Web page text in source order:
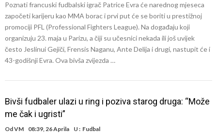
Deco nije posjetio Madrid samo zbog Alvareza, Barcelona planira
historijski transfer?
Kapiten slavnog kluba ubijen u napadu ispred svoje kuće, nacija
zahtijeva pravdu.
Potresne scene na sahrani UFC borca! Red ljudi, muzika i aplauz koji
tjera suze
Poznati francuski fudbalski igrač Patrice Evra će narednog mjeseca
započeti karijeru kao MMA borac i prvi put će se boriti u prestižnoj
promociji PFL (Professional Fighters League). Na događaju koji
organizuju 23. maja u Parizu, a čiji su učesnici nekada ili još uvijek
često Jeslinui Gejiči, Frensis Naganu, Ante Delija i drugi, nastupit će i
43-godišnji Evra. Ova bivša zvijezda …
Bivši fudbaler ulazi u ring i poziva starog druga: “Može
me čak i ugristi”
OdVM 08:39, 26 Aprila U : Fudbal